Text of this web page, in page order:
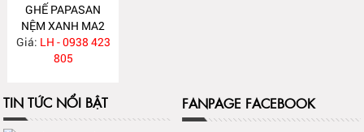
GHẾ PAPASAN
NỆM XANH MA2
Giá: LH - 0938 423
805
TIN TỨC NỔI BẬT FANPAGE FACEBOOK